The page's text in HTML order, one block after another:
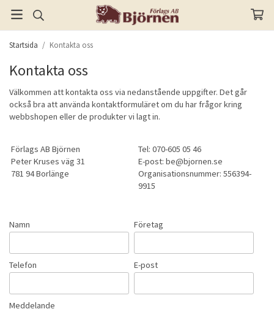
Startsida / Kontakta oss
Kontakta oss
Välkommen att kontakta oss via nedanstående uppgifter. Det går
också bra att använda kontaktformuläret om du har frågor kring
webbshopen eller de produkter vi lagt in.
Förlags AB Björnen
Peter Kruses väg 31
781 94 Borlänge
Tel: 070-605 05 46
E-post: be@bjornen.se
Organisationsnummer: 556394-
9915
Namn Företag
Telefon E-post
Meddelande